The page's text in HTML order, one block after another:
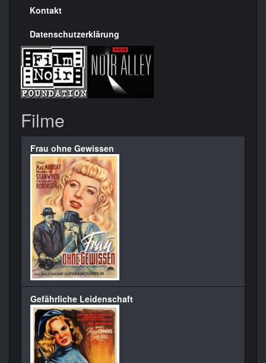
Kontakt
Datenschutzerklärung
Filme
Frau ohne Gewissen
Gefährliche Leidenschaft